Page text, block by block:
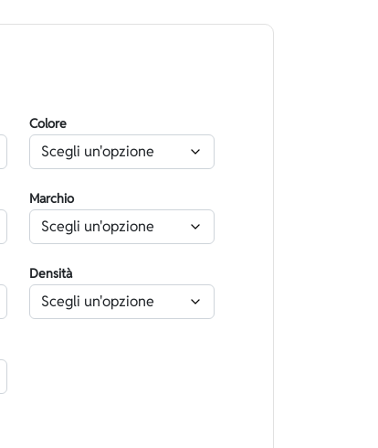
Colore
Marchio
Densità